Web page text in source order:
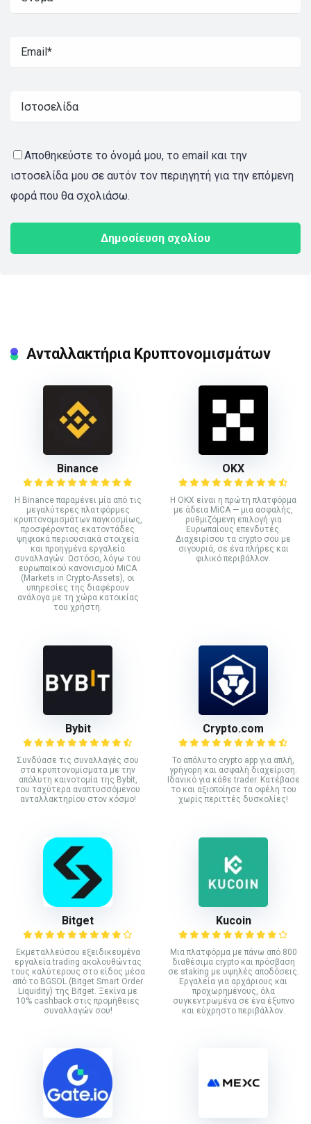
Αποθηκεύστε το όνομά μου, το email και την
ιστοσελίδα μου σε αυτόν τον περιηγητή για την επόμενη
φορά που θα σχολιάσω.
Ανταλλακτήρια Κρυπτονομισμάτων
Binance
Η Binance παραμένει μία από τις
μεγαλύτερες πλατφόρμες
κρυπτονομισμάτων παγκοσμίως,
προσφέροντας εκατοντάδες
ψηφιακά περιουσιακά στοιχεία
και προηγμένα εργαλεία
συναλλαγών. Ωστόσο, λόγω του
ευρωπαϊκού κανονισμού MiCA
(Markets in Crypto-Assets), οι
υπηρεσίες της διαφέρουν
ανάλογα με τη χώρα κατοικίας
του χρήστη.
ΟΚΧ
Η OKX είναι η πρώτη πλατφόρμα
με άδεια MiCA — μια ασφαλής,
ρυθμιζόμενη επιλογή για
Ευρωπαίους επενδυτές.
Διαχειρίσου τα crypto σου με
σιγουριά, σε ένα πλήρες και
φιλικό περιβάλλον.
Bybit
Συνδύασε τις συναλλαγές σου
στα κρυπτονομίσματα με την
απόλυτη καινοτομία της Bybit,
του ταχύτερα αναπτυσσόμενου
ανταλλακτηρίου στον κόσμο!
Crypto.com
Το απόλυτο crypto app για απλή,
γρήγορη και ασφαλή διαχείριση.
Ιδανικό για κάθε trader. Κατέβασε
το και αξιοποίησε τα οφέλη του
χωρίς περιττές δυσκολίες!
Bitget
Εκμεταλλεύσου εξειδικευμένα
εργαλεία trading ακολουθώντας
τους καλύτερους στο είδος μέσα
από το BGSOL (Bitget Smart Order
Liquidity) της Bitget. Ξεκίνα με
10% cashback στις προμήθειες
συναλλαγών σου!
Kucoin
Mια πλατφόρμα με πάνω από 800
διαθέσιμα crypto και πρόσβαση
σε staking με υψηλές αποδόσεις.
Εργαλεία για αρχάριους και
προχωρημένους, όλα
συγκεντρωμένα σε ένα έξυπνο
και εύχρηστο περιβάλλον.